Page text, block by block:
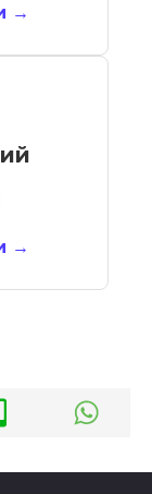
→
→